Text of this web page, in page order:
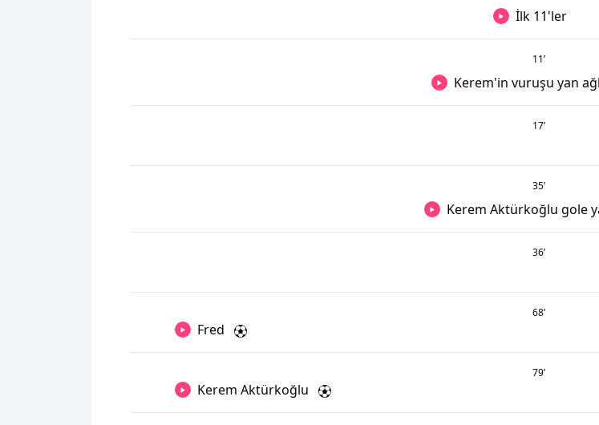
İlk 11'ler
11’
Kerem'in vuruşu yan
17’
35’
Kerem Aktürkoğlu gole
36’
68’
Fred
79’
Kerem Aktürkoğlu